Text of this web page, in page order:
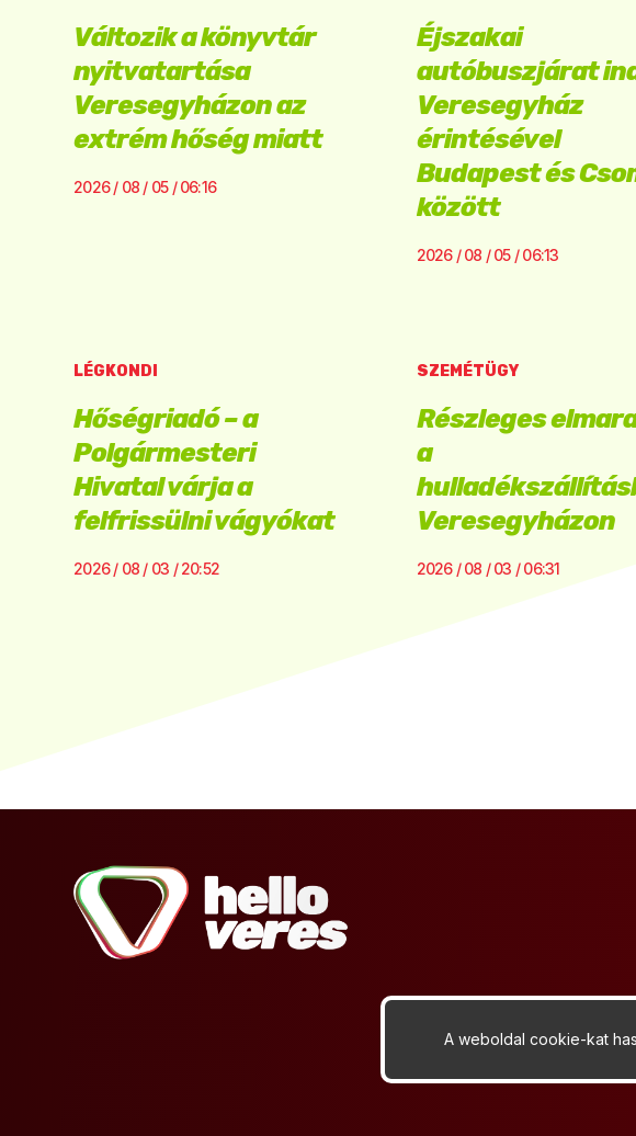
Változik a könyvtár
nyitvatartása
Veresegyházon az
extrém hőség miatt
2026 / 08 / 05 / 06:16
Éjszakai
autóbuszjárat
Veresegyház
érintésével
Budapest és
között
2026 / 08 / 05 / 06:13
LÉGKONDI
Hőségriadó – a
Polgármesteri
Hivatal várja a
felfrissülni vágyókat
2026 / 08 / 03 / 20:52
SZEMÉTÜGY
Részleges
a
Veresegyházon
2026 / 08 / 03 / 06:31
A weboldal cookie-kat